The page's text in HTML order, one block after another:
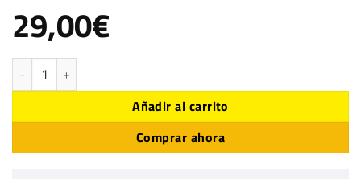
29,00€
OTR30 YAMAYO cantidad
Añadir al carrito
Comprar ahora